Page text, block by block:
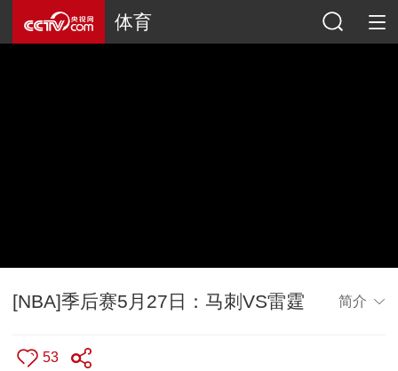
体育
[NBA]季后赛5月27日：马刺VS雷霆 简介
53